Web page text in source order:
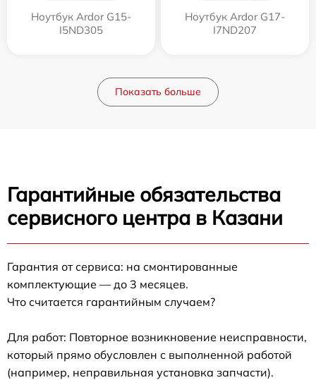
Ноутбук Ardor G15-
I5ND305
Ноутбук Ardor G17-
I7ND207
Показать больше
Гарантийные обязательства
сервисного центра в Казани
Гарантия от сервиса: на смонтированные
комплектующие — до 3 месяцев.
Что считается гарантийным случаем?
Для работ: Повторное возникновение неисправности,
который прямо обусловлен с выполненной работой
(например, неправильная установка запчасти).